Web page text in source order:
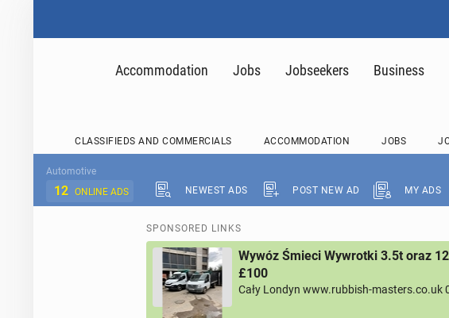
Accommodation Jobs Jobseekers Business
CLASSIFIEDS AND COMMERCIALS ACCOMMODATION JOBS
Automotive
12 ONLINE ADS NEWEST ADS POST NEW AD MY ADS
SPONSORED LINKS
Wywóz Śmieci Wywrotki 3.5t oraz
£100
Cały Londyn www.rubbish-masters.co.uk